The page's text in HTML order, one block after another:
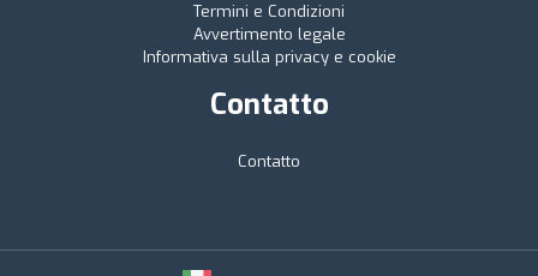
Termini e Condizioni
Avvertimento legale
Informativa sulla privacy e cookie
Contatto
Contatto